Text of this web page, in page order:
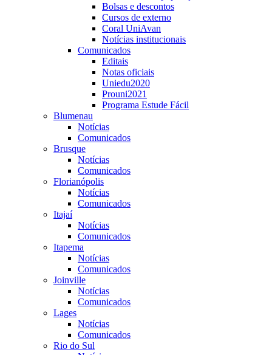
Bolsas e descontos
Cursos de externo
Coral UniAvan
Notícias institucionais
Comunicados
Editais
Notas oficiais
Uniedu2020
Prouni2021
Programa Estude Fácil
Blumenau
Notícias
Comunicados
Brusque
Notícias
Comunicados
Florianópolis
Notícias
Comunicados
Itajaí
Notícias
Comunicados
Itapema
Notícias
Comunicados
Joinville
Notícias
Comunicados
Lages
Notícias
Comunicados
Rio do Sul